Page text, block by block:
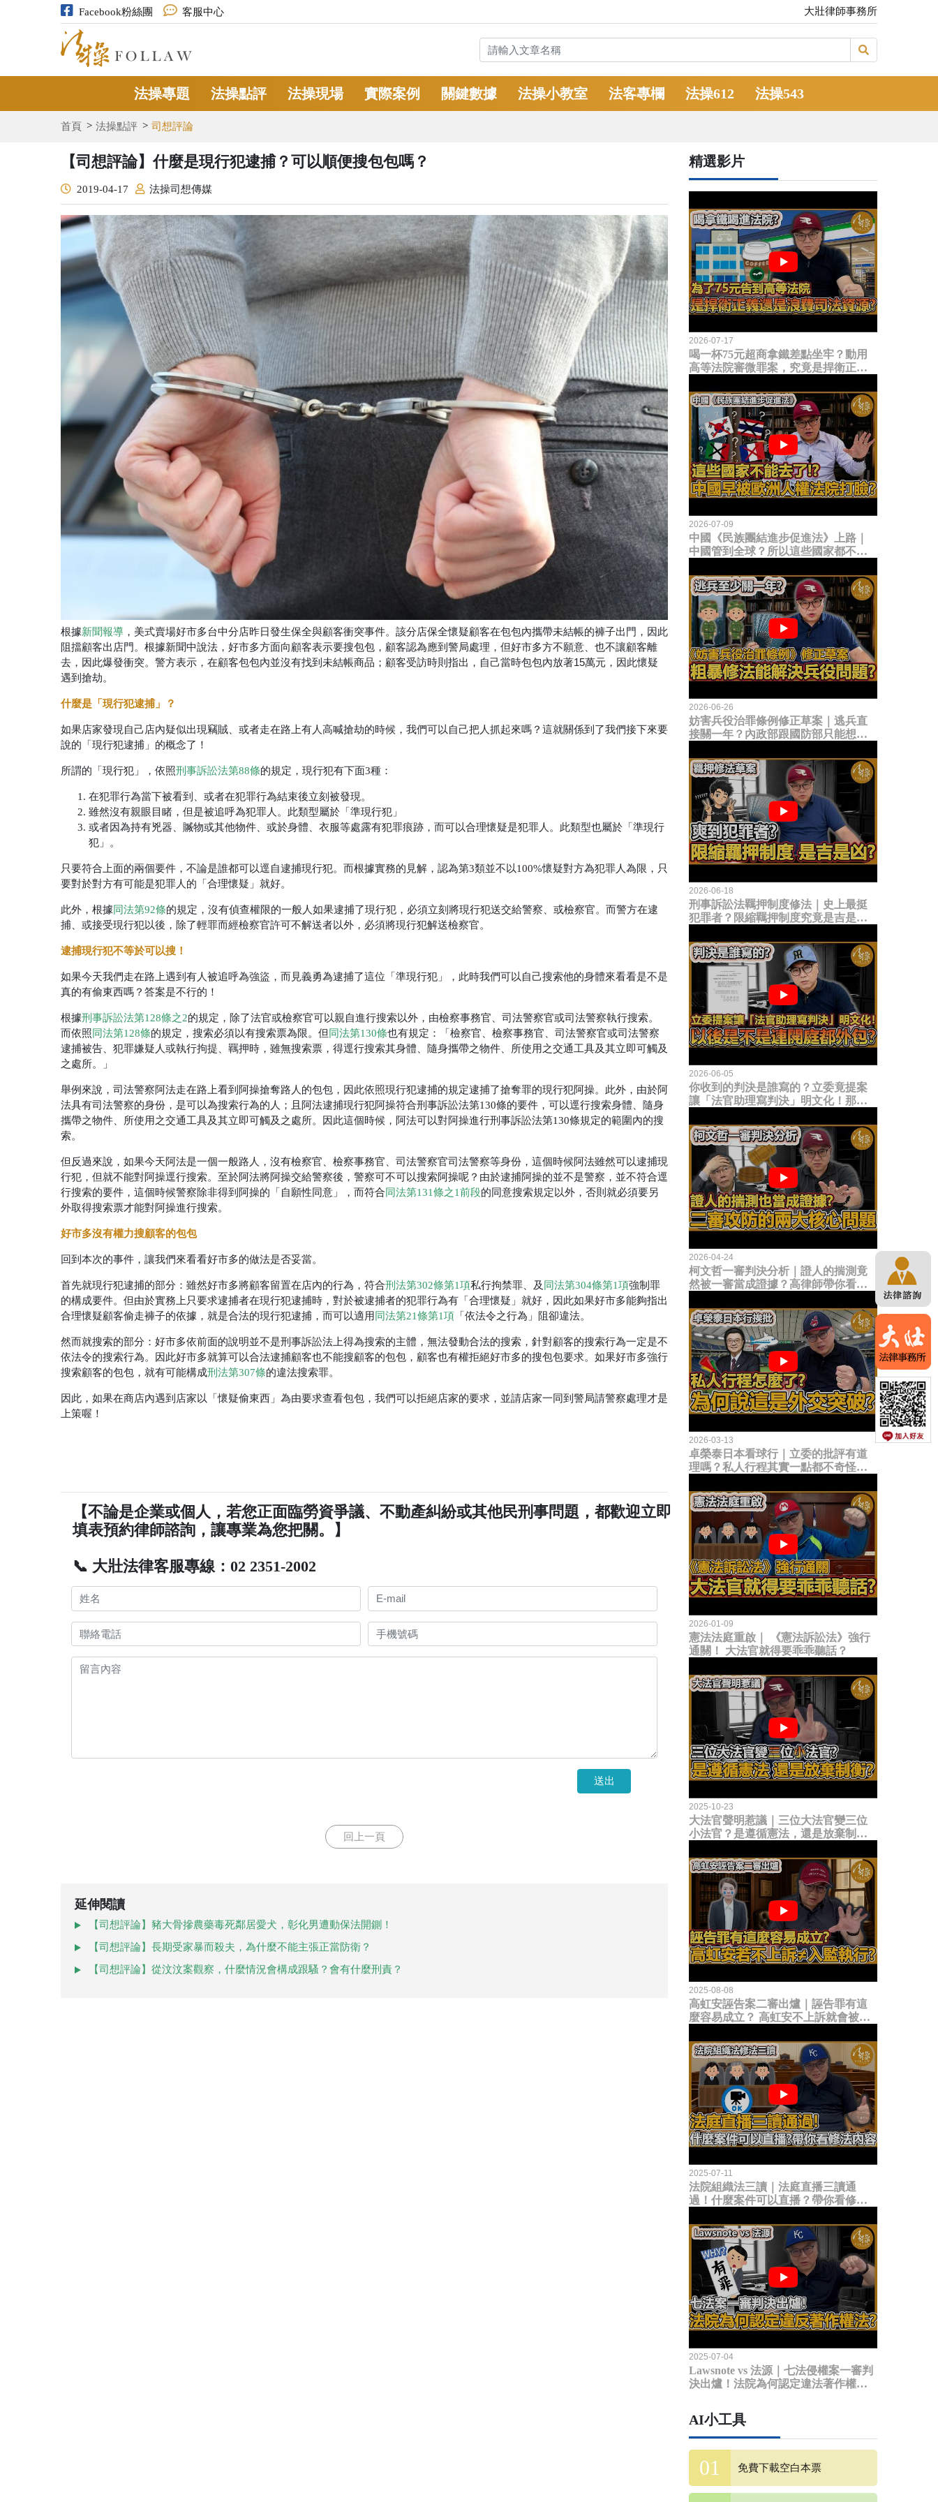
Facebook粉絲團 客服中心 大壯律師事務所
法操專題 法操點評 法操現場 實際案例 關鍵數據 法操小教室 法客專欄 法操612 法操543
首頁 法操點評 司想評論
【司想評論】什麼是現行犯逮捕？可以順便搜包包嗎？
2019-04-17 法操司想傳媒
根據新聞報導 ，美式賣場好市多台中分店昨日發生保全與顧客衝突事件。該分店保全懷疑顧客在包包內攜帶未結帳的褲子出門，因此
阻擋顧客出店門。根據新聞中說法，好市多方面向顧客表示要搜包包，顧客認為應到警局處理，但好市多方不願意、也不讓顧客離
去，因此爆發衝突。警方表示，在顧客包包內並沒有找到未結帳商品；顧客受訪時則指出，自己當時包包內放著15萬元，因此懷疑
遇到搶劫。
什麼是「現行犯逮捕」？
如果店家發現自己店內疑似出現竊賊、或者走在路上有人高喊搶劫的時候，我們可以自己把人抓起來嗎？這就關係到了我們接下來要
說的「現行犯逮捕」的概念了！
所謂的「現行犯」，依照刑事訴訟法第88條的規定，現行犯有下面3種：
在犯罪行為當下被看到、或者在犯罪行為結束後立刻被發現。
雖然沒有親眼目睹，但是被追呼為犯罪人。此類型屬於「準現行犯」
或者因為持有兇器、贓物或其他物件、或於身體、衣服等處露有犯罪痕跡，而可以合理懷疑是犯罪人。此類型也屬於「準現行
犯」。
只要符合上面的兩個要件，不論是誰都可以逕自逮捕現行犯。而根據實務的見解，認為第3類並不以100%懷疑對方為犯罪人為限，只
要對於對方有可能是犯罪人的「合理懷疑」就好。
此外，根據同法第92條的規定，沒有偵查權限的一般人如果逮捕了現行犯，必須立刻將現行犯送交給警察、或檢察官。而警方在逮
捕、或接受現行犯以後，除了輕罪而經檢察官許可不解送者以外，必須將現行犯解送檢察官。
逮捕現行犯不等於可以搜！
如果今天我們走在路上遇到有人被追呼為強盜，而見義勇為逮捕了這位「準現行犯」，此時我們可以自己搜索他的身體來看看是不是
真的有偷東西嗎？答案是不行的！
根據刑事訴訟法第128條之2的規定，除了法官或檢察官可以親自進行搜索以外，由檢察事務官、司法警察官或司法警察執行搜索。
而依照同法第128條的規定，搜索必須以有搜索票為限。但 同法第130條也有規定：「檢察官、檢察事務官、司法警察官或司法警察
逮捕被告、犯罪嫌疑人或執行拘提、羈押時，雖無搜索票，得逕行搜索其身體、隨身攜帶之物件、所使用之交通工具及其立即可觸及
之處所。」
舉例來說，司法警察阿法走在路上看到阿操搶奪路人的包包，因此依照現行犯逮捕的規定逮捕了搶奪罪的現行犯阿操。此外，由於阿
法具有司法警察的身份，是可以為搜索行為的人；且阿法逮捕現行犯阿操符合刑事訴訟法第130條的要件，可以逕行搜索身體、隨身
攜帶之物件、所使用之交通工具及其立即可觸及之處所。因此這個時候，阿法可以對阿操進行刑事訴訟法第130條規定的範圍內的搜
索。
但反過來說，如果今天阿法是一個一般路人，沒有檢察官、檢察事務官、司法警察官司法警察等身份，這個時候阿法雖然可以逮捕現
行犯，但就不能對阿操逕行搜索。至於阿法將阿操交給警察後，警察可不可以搜索阿操呢？由於逮捕阿操的並不是警察，並不符合逕
行搜索的要件，這個時候警察除非得到阿操的「自願性同意」，而符合同法第131條之1前段的同意搜索規定以外，否則就必須要另
外取得搜索票才能對阿操進行搜索。
好市多沒有權力搜顧客的包包
回到本次的事件，讓我們來看看好市多的做法是否妥當。
首先就現行犯逮捕的部分：雖然好市多將顧客留置在店內的行為，符合刑法第302條第1項私行拘禁罪、及 同法第304條第1項強制罪
的構成要件。但由於實務上只要求逮捕者在現行犯逮捕時，對於被逮捕者的犯罪行為有「合理懷疑」就好，因此如果好市多能夠指出
合理懷疑顧客偷走褲子的依據，就是合法的現行犯逮捕，而可以適用 同法第21條第1項 「依法令之行為」阻卻違法。
然而就搜索的部分：好市多依前面的說明並不是刑事訴訟法上得為搜索的主體，無法發動合法的搜索，針對顧客的搜索行為一定是不
依法令的搜索行為。因此好市多就算可以合法逮捕顧客也不能搜顧客的包包，顧客也有權拒絕好市多的搜包包要求。如果好市多強行
搜索顧客的包包，就有可能構成刑法第307條的違法搜索罪。
因此，如果在商店內遇到店家以「懷疑偷東西」為由要求查看包包，我們可以拒絕店家的要求，並請店家一同到警局請警察處理才是
上策喔！
【不論是企業或個人，若您正面臨勞資爭議、不動產糾紛或其他民刑事問題，都歡迎立即
填表預約律師諮詢，讓專業為您把關。】
📞 大壯法律客服專線：02 2351-2002
送出
回上一頁
延伸閱讀
【司想評論】豬大骨摻農藥毒死鄰居愛犬，彰化男遭動保法開鍘！
【司想評論】長期受家暴而殺夫，為什麼不能主張正當防衛？
【司想評論】從汶汶案觀察，什麼情況會構成跟騷？會有什麼刑責？
精選影片
2026-07-17
喝一杯75元超商拿鐵差點坐牢？動用
高等法院審微罪案，究竟是捍衛正義
2026-07-09
中國《民族團結進步促進法》上路｜
中國管到全球？所以這些國家都不能
臉？
2026-06-26
妨害兵役治罪條例修正草案｜逃兵直
接關一年？內政部跟國防部只能想到
題？
2026-06-18
刑事訴訟法羈押制度修法｜史上最挺
犯罪者？限縮羈押制度究竟是吉是
2026-06-05
你收到的判決是誰寫的？立委竟提案
讓「法官助理寫判決」明文化！那以
2026-04-24
柯文哲一審判決分析｜證人的揣測竟
然被一審當成證據？高律師帶你看未
2026-03-13
卓榮泰日本看球行｜立委的批評有道
理嗎？私人行程其實一點都不奇怪？
2026-01-09
憲法法庭重啟｜ 《憲法訴訟法》強行
通關！ 大法官就得要乖乖聽話？
2025-10-23
大法官聲明惹議｜三位大法官變三位
小法官？是遵循憲法，還是放棄制衡
2025-08-08
高虹安誣告案二審出爐｜誣告罪有這
麼容易成立？ 高虹安不上訴就會被
2025-07-11
法院組織法三讀｜法庭直播三讀通
過！什麼案件可以直播？帶你看修法
2025-07-04
Lawsnote vs 法源｜七法侵權案一審判
決出爐！法院為何認定違法著作權
AI小工具
免費下載空白本票